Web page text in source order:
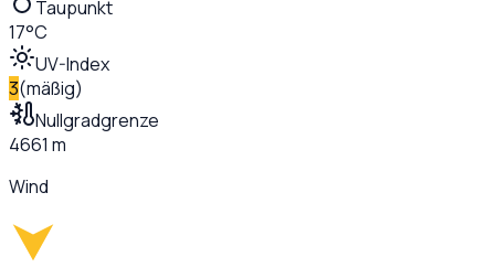
Taupunkt
17°C
UV-Index
3(mäßig)
Nullgradgrenze
4661 m
Wind